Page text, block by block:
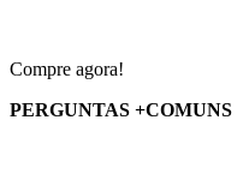
Compre agora!
PERGUNTAS +COMUNS